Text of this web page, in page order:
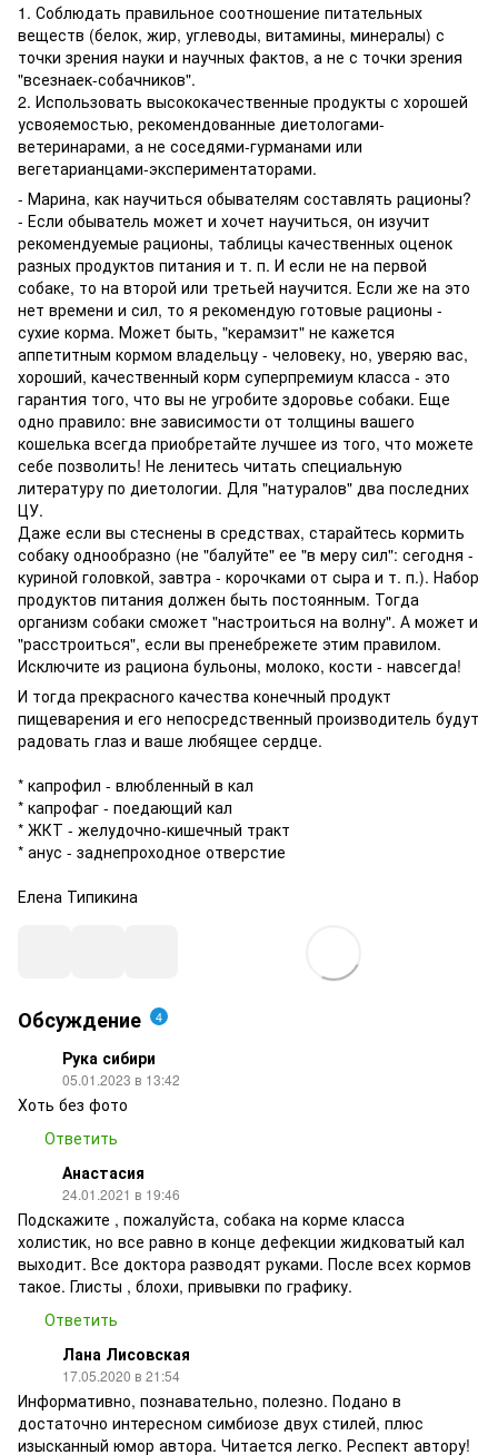
1. Соблюдать правильное соотношение питательных
веществ (белок, жир, углеводы, витамины, минералы) с
точки зрения науки и научных фактов, а не с точки зрения
"всезнаек-собачников".
2. Использовать высококачественные продукты с хорошей
усвояемостью, рекомендованные диетологами-
ветеринарами, а не соседями-гурманами или
вегетарианцами-экспериментаторами.
- Марина, как научиться обывателям составлять рационы?
- Если обыватель может и хочет научиться, он изучит
рекомендуемые рационы, таблицы качественных оценок
разных продуктов питания и т. п. И если не на первой
собаке, то на второй или третьей научится. Если же на это
нет времени и сил, то я рекомендую готовые рационы -
сухие корма. Может быть, "керамзит" не кажется
аппетитным кормом владельцу - человеку, но, уверяю вас,
хороший, качественный корм суперпремиум класса - это
гарантия того, что вы не угробите здоровье собаки. Еще
одно правило: вне зависимости от толщины вашего
кошелька всегда приобретайте лучшее из того, что можете
себе позволить! Не ленитесь читать специальную
литературу по диетологии. Для "натуралов" два последних
ЦУ.
Даже если вы стеснены в средствах, старайтесь кормить
собаку однообразно (не "балуйте" ее "в меру сил": сегодня -
куриной головкой, завтра - корочками от сыра и т. п.). Набор
продуктов питания должен быть постоянным. Тогда
организм собаки сможет "настроиться на волну". А может и
"расстроиться", если вы пренебрежете этим правилом.
Исключите из рациона бульоны, молоко, кости - навсегда!
И тогда прекрасного качества конечный продукт
пищеварения и его непосредственный производитель будут
радовать глаз и ваше любящее сердце.
* капрофил - влюбленный в кал
* капрофаг - поедающий кал
* ЖКТ - желудочно-кишечный тракт
* анус - заднепроходное отверстие
Елена Типикина
Обсуждение 4
Рука сибири
05.01.2023 в 13:42
Хоть без фото
Ответить
Анастасия
24.01.2021 в 19:46
Подскажите , пожалуйста, собака на корме класса
холистик, но все равно в конце дефекции жидковатый кал
выходит. Все доктора разводят руками. После всех кормов
такое. Глисты , блохи, привывки по графику.
Ответить
Лана Лисовская
17.05.2020 в 21:54
Информативно, познавательно, полезно. Подано в
достаточно интересном симбиозе двух стилей, плюс
изысканный юмор автора. Читается легко. Респект автору!